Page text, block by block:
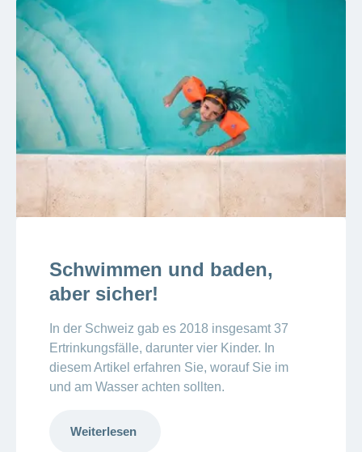
Schwimmen und baden,
aber sicher!
In der Schweiz gab es 2018 insgesamt 37
Ertrinkungsfälle, darunter vier Kinder. In
diesem Artikel erfahren Sie, worauf Sie im
und am Wasser achten sollten.
Weiterlesen